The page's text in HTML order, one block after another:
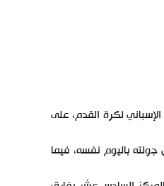
لكرة القدم، على
باليوم نفسه، فيما